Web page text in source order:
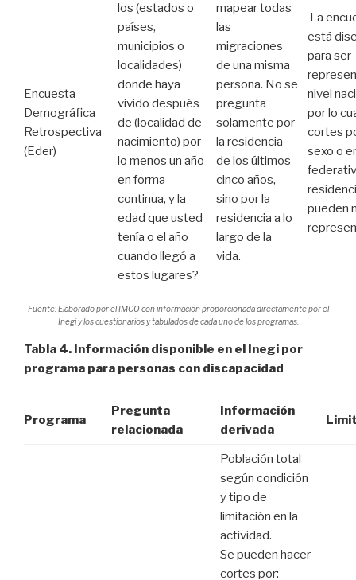
Encuesta
Demográfica
Retrospectiva
(Eder)
los (estados o
países,
municipios o
localidades)
donde haya
vivido después
de (localidad de
nacimiento) por
lo menos un año
en forma
continua, y la
edad que usted
tenía o el año
cuando llegó a
estos lugares?
mapear todas
las
migraciones
de una misma
persona. No se
pregunta
solamente por
la residencia
de los últimos
cinco años,
sino por la
residencia a lo
largo de la
vida.
La
está
para ser
nivel
por lo
cortes
sexo o
pueden
Fuente: Elaborado por el IMCO con información proporcionada directamente por el
Inegi y los cuestionarios y tabulados de cada uno de los programas.
Tabla 4. Información disponible en el Inegi por
programa para personas con discapacidad
Programa
Pregunta
relacionada
Información
derivada
Población total
según condición
y tipo de
limitación en la
actividad.
Se pueden hacer
cortes por: